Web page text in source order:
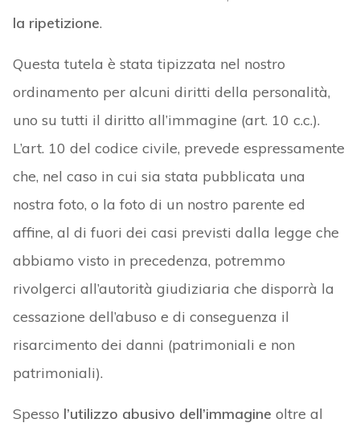
la ripetizione.
Questa tutela è stata tipizzata nel nostro
ordinamento per alcuni diritti della personalità,
uno su tutti il diritto all’immagine (art. 10 c.c.).
L’art. 10 del codice civile, prevede espressamente
che, nel caso in cui sia stata pubblicata una
nostra foto, o la foto di un nostro parente ed
affine, al di fuori dei casi previsti dalla legge che
abbiamo visto in precedenza, potremmo
rivolgerci all’autorità giudiziaria che disporrà la
cessazione dell’abuso e di conseguenza il
risarcimento dei danni (patrimoniali e non
patrimoniali).
Spesso l’utilizzo abusivo dell’immagine oltre al